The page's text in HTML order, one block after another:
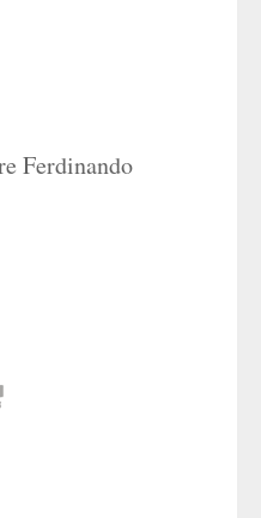
Ferdinando